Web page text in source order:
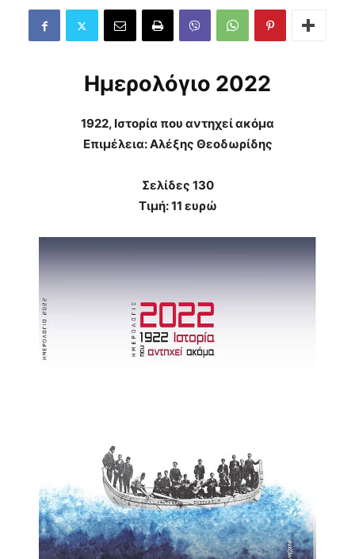
Ημερολόγιο 2022
1922, Ιστορία που αντηχεί ακόμα
Επιμέλεια: Αλέξης Θεοδωρίδης
Σελίδες 130
Τιμή: 11 ευρώ